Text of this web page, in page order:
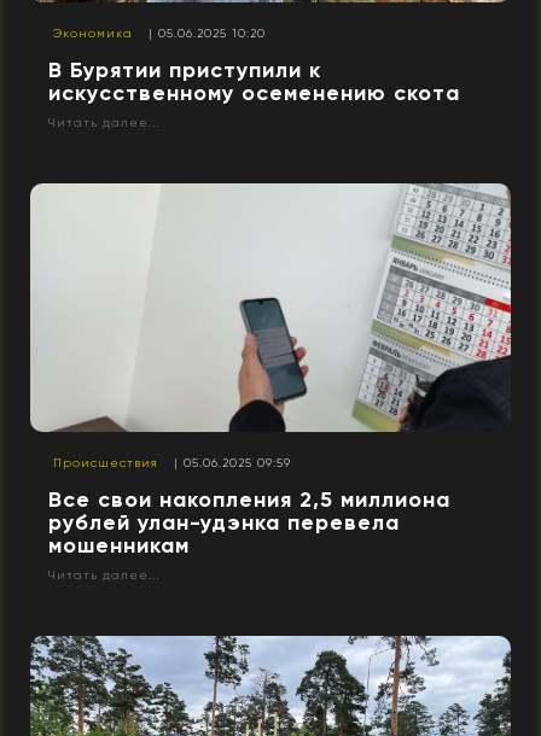
Экономика | 05.06.2025 10:20
В Бурятии приступили к
искусственному осеменению скота
Читать далее...
Происшествия | 05.06.2025 09:59
Все свои накопления 2,5 миллиона
рублей улан-удэнка перевела
мошенникам
Читать далее...